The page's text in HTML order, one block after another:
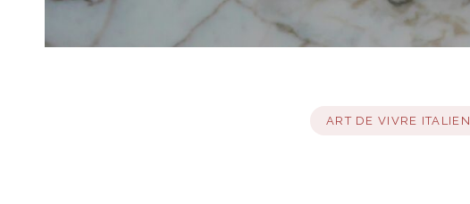
ART DE VIVRE ITALIEN